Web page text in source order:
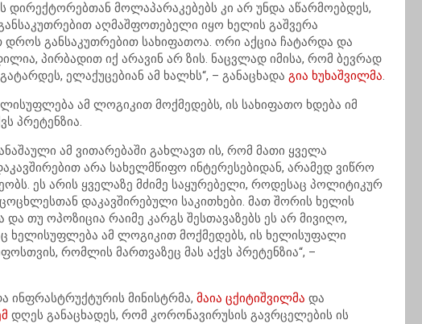
დირექტორებთან მოლაპარაკებებს კი არ უნდა აწარმოებდეს,
აღმაშფოთებელი იყო ხელის გაშვერა
დროს განსაკუთრებით სახიფათოა. ორი აქცია ჩატარდა და
პირბადით იქ არავინ არ ზის. ნაცვლად იმისა, რომ ბევრად
ელაქუცებიან ამ ხალხს“, – განაცხადა გია ხუხაშვილმა.
ამ ლოგიკით მოქმედებს, ის სახიფათო ხდება იმ
პრეტენზია.
ამ ვითარებაში გახლავთ ის, რომ მათი ყველა
არა სახელმწიფო ინტერესებიდან, არამედ ვიწრო
ეს არის ყველაზე მძიმე საყურებელი, როდესაც პოლიტიკურ
დაკავშირებული საკითხები. მათ შორის ხელის
თუ ოპოზიცია რაიმე კარგს შესთავაზებს ეს არ მივიღო,
ხელისუფლება ამ ლოგიკით მოქმედებს, ის ხელისუფალი
რომლის მართვაზეც მას აქვს პრეტენზია“, –
ინფრასტრუქტურის მინისტრმა, მაია ცქიტიშვილმა და
დღეს განაცხადეს, რომ კორონავირუსის გავრცელების ის